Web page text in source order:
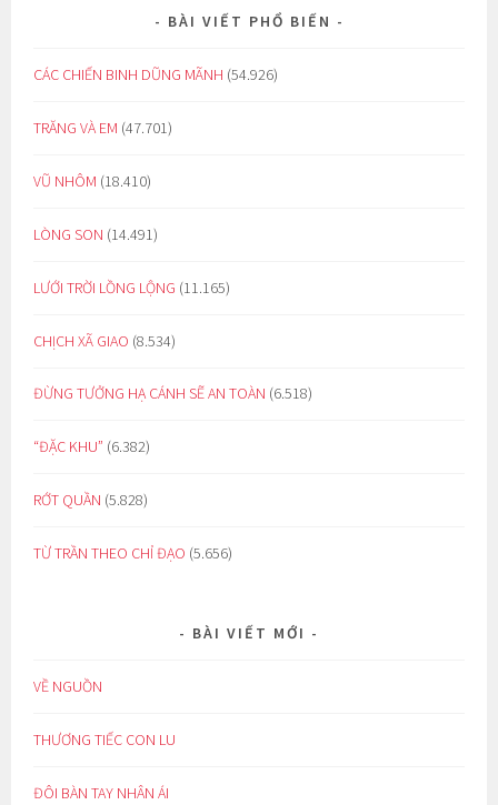
BÀI VIẾT PHỔ BIẾN
CÁC CHIẾN BINH DŨNG MÃNH (54.926)
TRĂNG VÀ EM (47.701)
VŨ NHÔM (18.410)
LÒNG SON (14.491)
LƯỚI TRỜI LỒNG LỘNG (11.165)
CHỊCH XÃ GIAO (8.534)
ĐỪNG TƯỞNG HẠ CÁNH SẼ AN TOÀN (6.518)
“ĐẶC KHU” (6.382)
RỚT QUẦN (5.828)
TỪ TRẦN THEO CHỈ ĐẠO (5.656)
BÀI VIẾT MỚI
VỀ NGUỒN
THƯƠNG TIẾC CON LU
ĐÔI BÀN TAY NHÂN ÁI